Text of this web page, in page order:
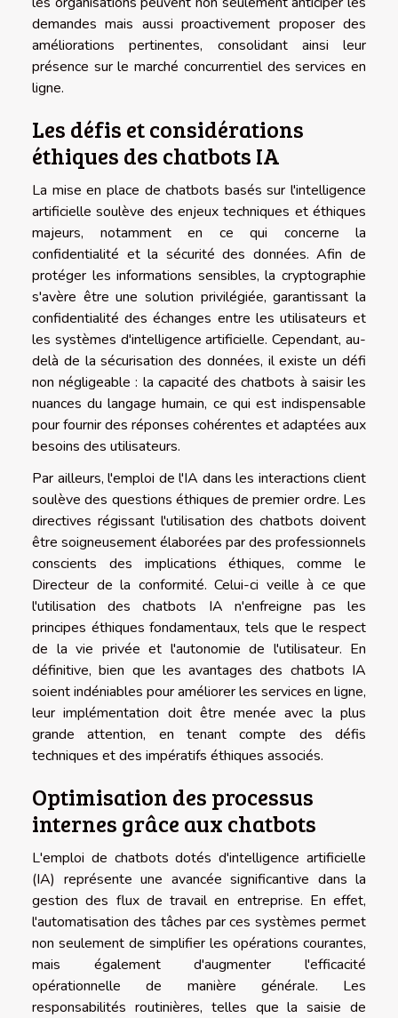
demandes mais aussi proactivement proposer des
améliorations pertinentes, consolidant ainsi leur
présence sur le marché concurrentiel des services en
ligne.
Les défis et considérations
éthiques des chatbots IA
La mise en place de chatbots basés sur l'intelligence
artificielle soulève des enjeux techniques et éthiques
majeurs, notamment en ce qui concerne la
confidentialité et la sécurité des données. Afin de
protéger les informations sensibles, la cryptographie
s'avère être une solution privilégiée, garantissant la
confidentialité des échanges entre les utilisateurs et
les systèmes d'intelligence artificielle. Cependant, au-
delà de la sécurisation des données, il existe un défi
non négligeable : la capacité des chatbots à saisir les
nuances du langage humain, ce qui est indispensable
pour fournir des réponses cohérentes et adaptées aux
besoins des utilisateurs.
Par ailleurs, l'emploi de l'IA dans les interactions client
soulève des questions éthiques de premier ordre. Les
directives régissant l'utilisation des chatbots doivent
être soigneusement élaborées par des professionnels
conscients des implications éthiques, comme le
Directeur de la conformité. Celui-ci veille à ce que
l'utilisation des chatbots IA n'enfreigne pas les
principes éthiques fondamentaux, tels que le respect
de la vie privée et l'autonomie de l'utilisateur. En
définitive, bien que les avantages des chatbots IA
soient indéniables pour améliorer les services en ligne,
leur implémentation doit être menée avec la plus
grande attention, en tenant compte des défis
techniques et des impératifs éthiques associés.
Optimisation des processus
internes grâce aux chatbots
L'emploi de chatbots dotés d'intelligence artificielle
(IA) représente une avancée significantive dans la
gestion des flux de travail en entreprise. En effet,
l'automatisation des tâches par ces systèmes permet
non seulement de simplifier les opérations courantes,
mais également d'augmenter l'efficacité
opérationnelle de manière générale. Les
responsabilités routinières, telles que la saisie de